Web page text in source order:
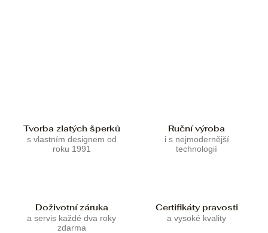
Tvorba zlatých šperků
s vlastním designem od
roku 1991
Ruční výroba
i s nejmodernější
technologií
Doživotní záruka
a servis každé dva roky
zdarma
Certifikáty pravosti
a vysoké kvality